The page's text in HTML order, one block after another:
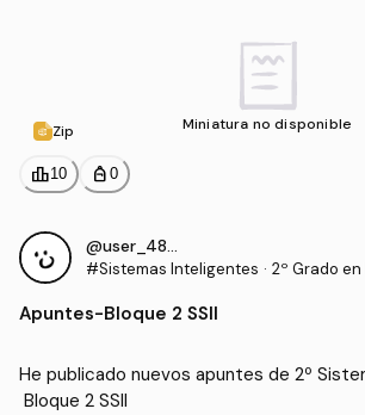
Miniatura no disponible
Zip
leaderboard10 personal_bag 0
@user_4837713
#Sistemas Inteligentes · 2º Grado
Apuntes-Bloque 2 SSII
He publicado nuevos apuntes de 2º
Bloque 2 SSII